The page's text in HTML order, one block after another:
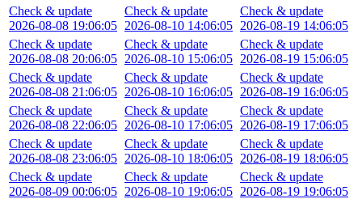
Check & update
2026-08-08 19:06:05
Check & update
2026-08-08 20:06:05
Check & update
2026-08-08 21:06:05
Check & update
2026-08-08 22:06:05
Check & update
2026-08-08 23:06:05
Check & update
2026-08-09 00:06:05
Check & update
2026-08-10 14:06:05
Check & update
2026-08-10 15:06:05
Check & update
2026-08-10 16:06:05
Check & update
2026-08-10 17:06:05
Check & update
2026-08-10 18:06:05
Check & update
2026-08-10 19:06:05
Check & update
2026-08-19 14:06:05
Check & update
2026-08-19 15:06:05
Check & update
2026-08-19 16:06:05
Check & update
2026-08-19 17:06:05
Check & update
2026-08-19 18:06:05
Check & update
2026-08-19 19:06:05